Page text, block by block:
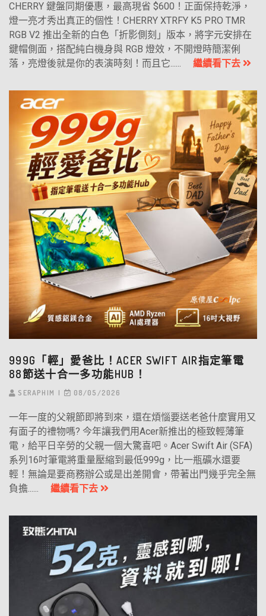
CHERRY 鍵盤同期優惠，最高現省 $600！正面保持乾淨，
燈一亮才秀出真正的個性！CHERRY XTRFY K5 PRO TMR
RGB V2 推出全新的白色「折影側刻」版本，將字元安排在
鍵帽側面，搭配純白機身與 RGB 燈效，不開燈時簡潔俐
落，亮燈後就是你的表演時刻！而且它...... 繼續看下去
999G「輕」愛爸比！ACER SWIFT AIR指定筆電
88節送十合一多功能HUB！
SERAPHIM 08/05/2026
一年一度的父親節即將到來，還在煩惱要送老爸什麼實用又
有面子的禮物嗎? 今年讓我們用Acer新推出的極致輕薄筆
電，給平日辛勞的父親一個大驚喜吧。Acer Swift Air (SFA)
系列16吋筆電將重量壓縮到最低999g，比一瓶礦水還要
輕！無論是要商務辦公或是出差開會，帶著出門幾乎完全無
負擔...... 繼續看下去